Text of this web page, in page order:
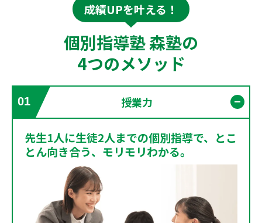
成績UPを叶える！
個別指導塾 森塾の
4つのメソッド
01 授業力
先生1人に生徒2人までの個別指導で、とこ
とん向き合う、モリモリわかる。